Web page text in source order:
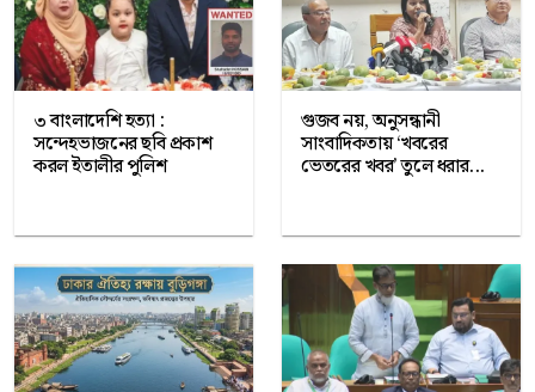
৩ বাংলাদেশি হত্যা :
সন্দেহভাজনের ছবি প্রকাশ
করল ইতালীর পুলিশ
গুজব নয়, অনুসন্ধানী
সাংবাদিকতায় ‘খবরের
ভেতরের খবর’ তুলে ধরার...